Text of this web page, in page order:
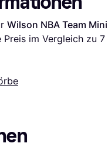
Wilson NBA Team
im Vergleich zu 7